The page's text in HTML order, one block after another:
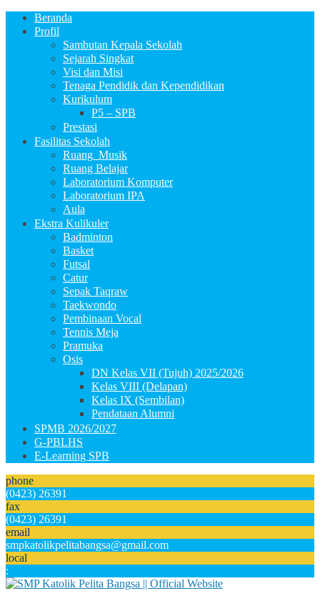
Beranda
Profil
Sambutan Kepala Sekolah
Sejarah Singkat
Visi dan Misi
Tenaga Pendidik dan Kependidikan
Kurikulum
P5 – SPB
Prestasi
Fasilitas Sekolah
Ruang_Musik
Ruang Belajar
Laboratorium Komputer
Laboratorium IPA
Aula
Ekstra Kulikuler
Badminton
Basket
Futsal
Catur
Sepak Taqraw
Taekwondo
Pembinaan Vocal
Tennis Meja
Pramuka
Osis
DN Kelas VII (Tujuh) 2025/2026
Kelas VIII (Delapan)
Kelas IX (Sembilan)
Pendataan Alumni
SPMB 2026/2027
G-PBLHS
E-Learning SPB
phone
(0423) 26391
fax
(0423) 26391
email
smpkatolikpelitabangsa@gmail.com
local
: